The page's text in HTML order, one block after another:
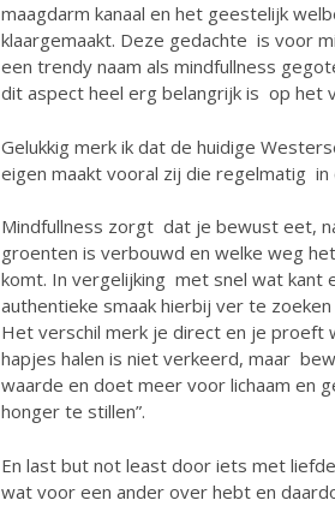
maagdarm kanaal en het geestelijk
klaargemaakt. Deze gedachte is voor
een trendy naam als mindfullness
dit aspect heel erg belangrijk is op
Gelukkig merk ik dat de huidige
eigen maakt vooral zij die regelmatig
Mindfullness zorgt dat je bewust eet,
groenten is verbouwd en welke weg
komt. In vergelijking met snel wat kant
authentieke smaak hierbij ver te
Het verschil merk je direct en je proeft
hapjes halen is niet verkeerd, maar
waarde en doet meer voor lichaam en
honger te stillen”.
En last but not least door iets met
wat voor een ander over hebt en